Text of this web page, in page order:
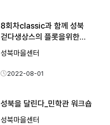
8회차classic과 함께 성북
걷다생상스의 플롯을위한…
성북마을센터
2022-08-01
성북을 달린다_민학관 워크숍
성북마을센터